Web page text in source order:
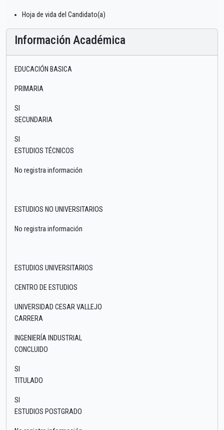
Hoja de vida del Candidato(a)
Información Académica
EDUCACIÓN BASICA
PRIMARIA
SI
SECUNDARIA
SI
ESTUDIOS TÉCNICOS
No registra información
ESTUDIOS NO UNIVERSITARIOS
No registra información
ESTUDIOS UNIVERSITARIOS
CENTRO DE ESTUDIOS
UNIVERSIDAD CESAR VALLEJO
CARRERA
INGENIERÍA INDUSTRIAL
CONCLUIDO
SI
TITULADO
SI
ESTUDIOS POSTGRADO